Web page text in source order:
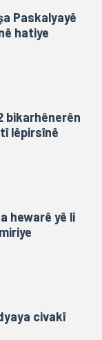
Paskalyayê
hatiye
bikarhênerên
lêpirsînê
hewarê yê li
civakî